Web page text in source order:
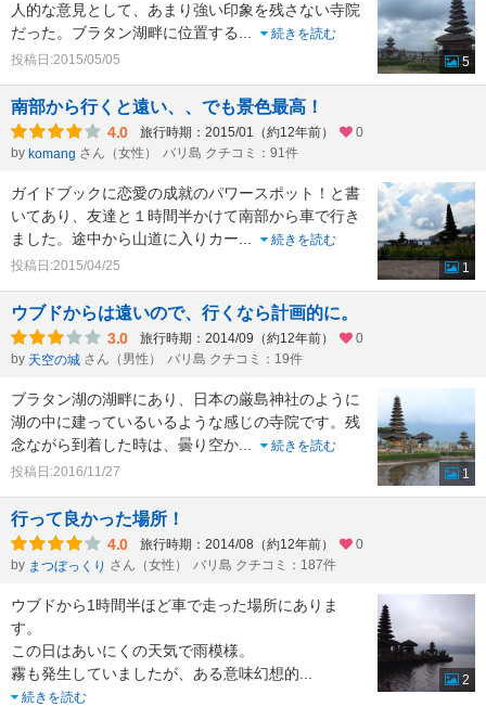
人的な意見として、あまり強い印象を残さない寺院
だった。ブラタン湖畔に位置する
続きを読む
投稿日:2015/05/05
5
南部から行くと遠い、、でも景色最高！
4.0 旅行時期：2015/01（約12年前）
0
by komang さん（女性） バリ島 クチコミ：91件
ガイドブックに恋愛の成就のパワースポット！と書
いてあり、友達と１時間半かけて南部から車で行き
ました。途中から山道に入りカー
続きを読む
投稿日:2015/04/25
1
ウブドからは遠いので、行くなら計画的に。
3.0 旅行時期：2014/09（約12年前）
0
by 天空の城 さん（男性） バリ島 クチコミ：19件
ブラタン湖の湖畔にあり、日本の厳島神社のように
湖の中に建っているいるような感じの寺院です。残
念ながら到着した時は、曇り空か
続きを読む
投稿日:2016/11/27
1
行って良かった場所！
4.0 旅行時期：2014/08（約12年前）
0
by まつぼっくり さん（女性） バリ島 クチコミ：187件
ウブドから1時間半ほど車で走った場所にありま
す。
この日はあいにくの天気で雨模様。
霧も発生していましたが、ある意味幻想的
続きを読む
2